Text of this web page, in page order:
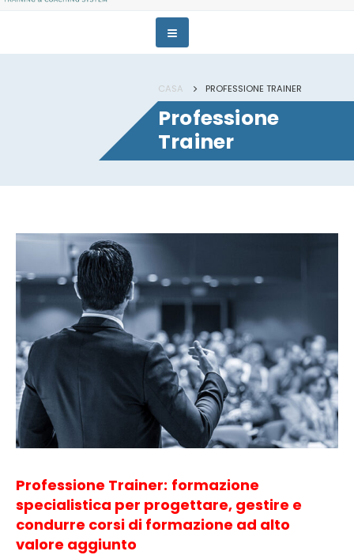
CASA PROFESSIONE TRAINER
Professione
Trainer
Professione Trainer: formazione
specialistica per progettare, gestire e
condurre corsi di formazione ad alto
valore aggiunto